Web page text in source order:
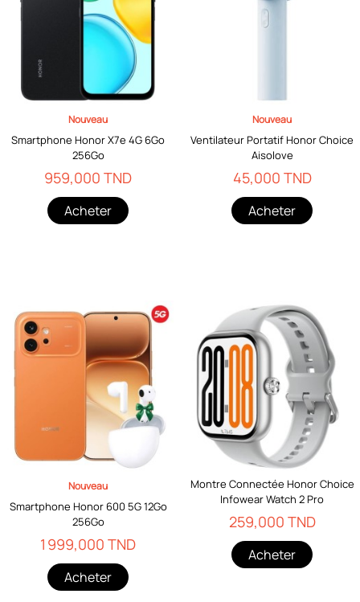
Nouveau
Smartphone Honor X7e 4G 6Go
256Go
959,000 TND
Acheter
Nouveau
Ventilateur Portatif Honor Choice
Aisolove
45,000 TND
Acheter
Nouveau
Smartphone Honor 600 5G 12Go
256Go
1 999,000 TND
Acheter
Montre Connectée Honor Choice
Infowear Watch 2 Pro
259,000 TND
Acheter